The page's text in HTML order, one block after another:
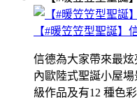
【#暖笠笠型聖誕】
信德為大家帶來最炫
內歐陸式聖誕小屋
級作品及有12 種色